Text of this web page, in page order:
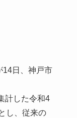
14日、神戸市
計した令和4
し、従来の